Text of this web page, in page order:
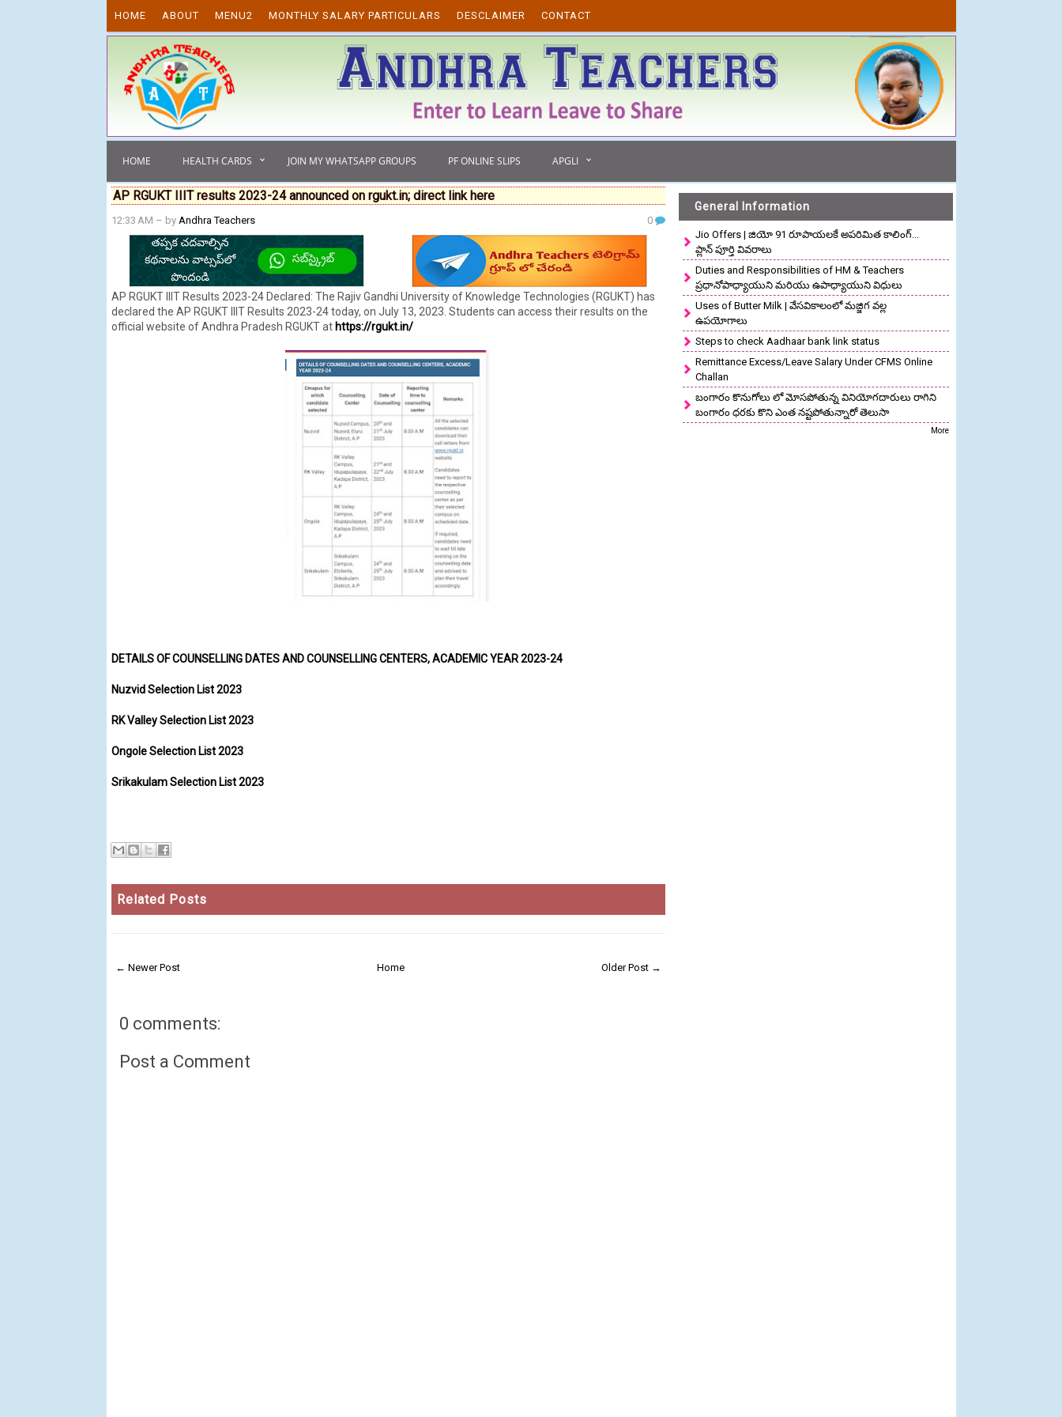
HOME ABOUT MENU2 MONTHLY SALARY PARTICULARS DESCLAIMER CONTACT
HOME HEALTH CARDS JOIN MY WHATSAPP GROUPS PF ONLINE SLIPS APGLI
AP RGUKT IIIT results 2023-24 announced on rgukt.in; direct link here
12:33 AM – by Andhra Teachers 0
AP RGUKT IIIT Results 2023-24 Declared: The Rajiv Gandhi University of Knowledge Technologies (RGUKT) has
declared the AP RGUKT IIIT Results 2023-24 today, on July 13, 2023. Students can access their results on the
official website of Andhra Pradesh RGUKT at https://rgukt.in/
DETAILS OF COUNSELLING DATES AND COUNSELLING CENTERS, ACADEMIC YEAR 2023-24
Nuzvid Selection List 2023
RK Valley Selection List 2023
Ongole Selection List 2023
Srikakulam Selection List 2023
Related Posts
← Newer Post Older Post →
Home
0 comments:
Post a Comment
General Information
Jio Offers | జియో 91 రూపాయలకే అపరిమిత కాలింగ్...
ప్లాన్ పూర్తి వివరాలు
Duties and Responsibilities of HM & Teachers
ప్రధానోపాధ్యాయుని మరియు ఉపాధ్యాయుని విధులు
Uses of Butter Milk | వేసవికాలంలో మజ్జిగ వల్ల
ఉపయోగాలు
Steps to check Aadhaar bank link status
Remittance Excess/Leave Salary Under CFMS Online
Challan
బంగారం కొనుగోలు లో మోసపోతున్న వినియోగదారులు రాగిని
బంగారం ధరకు కొని ఎంత నష్టపోతున్నారో తెలుసా
More